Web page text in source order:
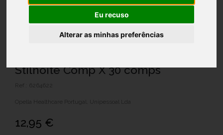
Eu recuso
Alterar as minhas preferências
Stilnoite Comp X 30 comps
Ref.: 6264622
Opella Healthcare Portugal, Unipessoal Lda
12,95 €